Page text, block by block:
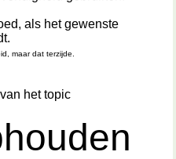
als het gewenste
maar dat terzijde.
het topic